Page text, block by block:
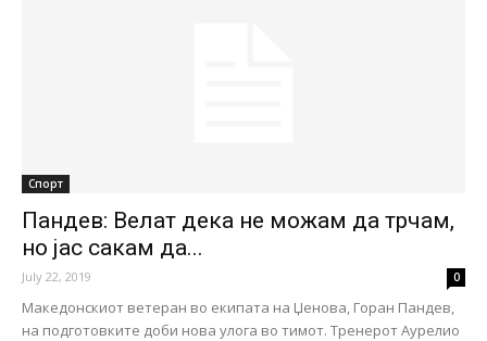
Спорт
Пандев: Велат дека не можам да трчам,
но јас сакам да...
July 22, 2019 0
Македонскиот ветеран во екипата на Џенова, Горан Пандев,
на подготовките доби нова улога во тимот. Тренерот Аурелио